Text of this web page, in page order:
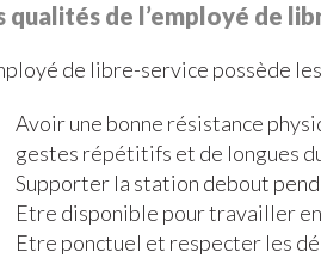
qualités de l’employé de
de libre-service possède
Avoir une bonne résistance
gestes répétitifs et de longues
Supporter la station debout
Etre disponible pour travailler
Etre ponctuel et respecter les